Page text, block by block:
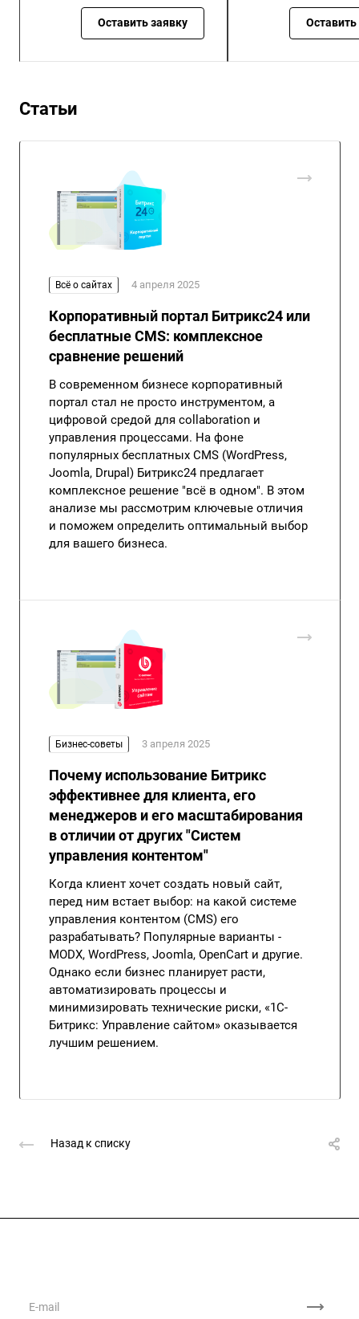
Оставить заявку Оставить
Статьи
Всё о сайтах 4 апреля 2025
Корпоративный портал Битрикс24 или
бесплатные CMS: комплексное
сравнение решений
В современном бизнесе корпоративный
портал стал не просто инструментом, а
цифровой средой для collaboration и
управления процессами. На фоне
популярных бесплатных CMS (WordPress,
Joomla, Drupal) Битрикс24 предлагает
комплексное решение "всё в одном". В этом
анализе мы рассмотрим ключевые отличия
и поможем определить оптимальный выбор
для вашего бизнеса.
Бизнес-советы 3 апреля 2025
Почему использование Битрикс
эффективнее для клиента, его
менеджеров и его масштабирования
в отличии от других "Систем
управления контентом"
Когда клиент хочет создать новый сайт,
перед ним встает выбор: на какой системе
управления контентом (CMS) его
разрабатывать? Популярные варианты -
MODX, WordPress, Joomla, OpenCart и другие.
Однако если бизнес планирует расти,
автоматизировать процессы и
минимизировать технические риски, «1С-
Битрикс: Управление сайтом» оказывается
лучшим решением.
Назад к списку